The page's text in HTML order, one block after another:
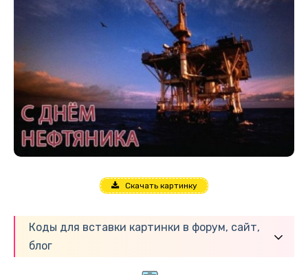
Скачать картинку
Коды для вставки картинки в форум, сайт,
блог